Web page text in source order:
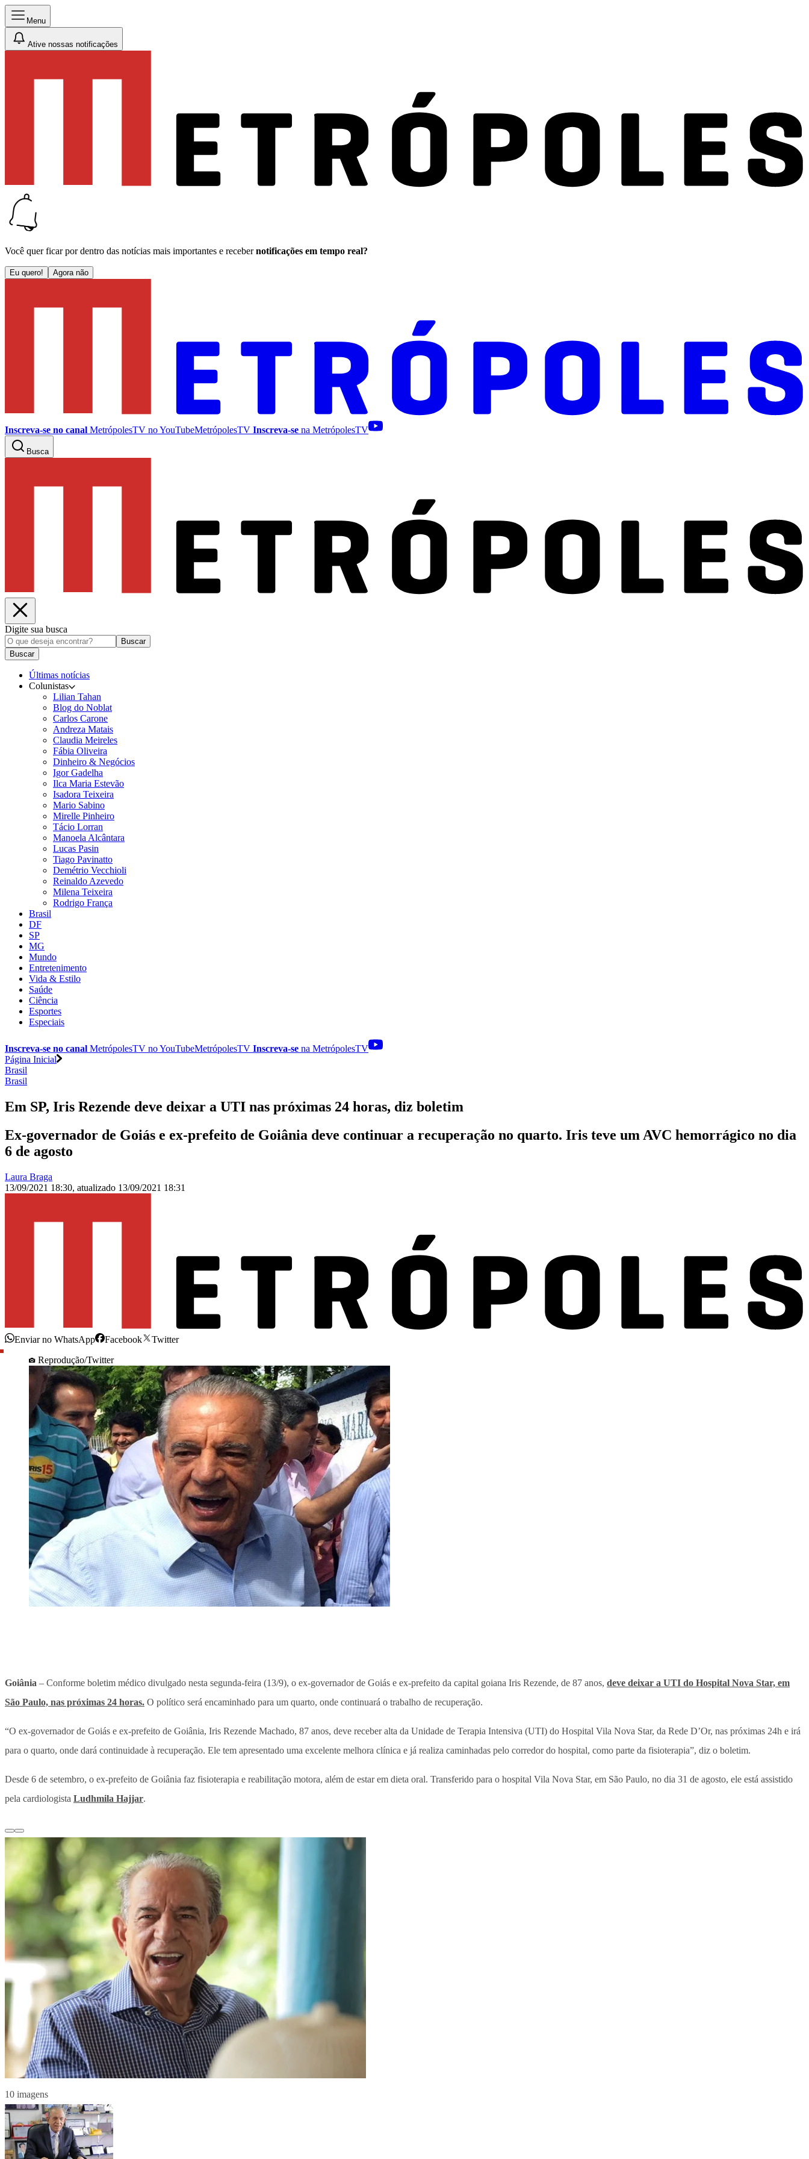
Menu
Ative nossas notificações
Você quer ficar por dentro das notícias mais importantes e receber notificações em tempo real?
Eu quero! Agora não
Inscreva-se no canal MetrópolesTV noYouTubeMetrópolesTV Inscreva-se na MetrópolesTV
Busca
Digite sua busca
Buscar
Buscar
Últimas notícias
Colunistas
Lilian Tahan
Blog do Noblat
Carlos Carone
Andreza Matais
Claudia Meireles
Fábia Oliveira
Dinheiro & Negócios
Igor Gadelha
Ilca Maria Estevão
Isadora Teixeira
Mario Sabino
Mirelle Pinheiro
Tácio Lorran
Manoela Alcântara
Lucas Pasin
Tiago Pavinatto
Demétrio Vecchioli
Reinaldo Azevedo
Milena Teixeira
Rodrigo França
Brasil
DF
SP
MG
Mundo
Entretenimento
Vida & Estilo
Saúde
Ciência
Esportes
Especiais
Inscreva-se no canal MetrópolesTV noYouTubeMetrópolesTV Inscreva-se na MetrópolesTV
Página Inicial
Brasil
Brasil
Em SP, Iris Rezende deve deixar a UTI nas próximas 24 horas, diz boletim
Ex-governador de Goiás e ex-prefeito de Goiânia deve continuar a recuperação no quarto. Iris teve um AVC hemorrágico no dia
6 de agosto
Laura Braga
13/09/2021 18:30, atualizado 13/09/2021 18:31
Enviar no WhatsApp Facebook
Twitter
Reprodução/Twitter
Goiânia – Conforme boletim médico divulgado nesta segunda-feira (13/9), o ex-governador de Goiás e ex-prefeito da capital goiana Iris Rezende, de 87 anos, deve deixar a UTI do Hospital Nova Star, em
São Paulo, nas próximas 24 horas. O político será encaminhado para um quarto, onde continuará o trabalho de recuperação.
“O ex-governador de Goiás e ex-prefeito de Goiânia, Iris Rezende Machado, 87 anos, deve receber alta da Unidade de Terapia Intensiva (UTI) do Hospital Vila Nova Star, da Rede D’Or, nas próximas 24h e irá
para o quarto, onde dará continuidade à recuperação. Ele tem apresentado uma excelente melhora clínica e já realiza caminhadas pelo corredor do hospital, como parte da fisioterapia”, diz o boletim.
Desde 6 de setembro, o ex-prefeito de Goiânia faz fisioterapia e reabilitação motora, além de estar em dieta oral. Transferido para o hospital Vila Nova Star, em São Paulo, no dia 31 de agosto, ele está assistido
pela cardiologista Ludhmila Hajjar.
10 imagens